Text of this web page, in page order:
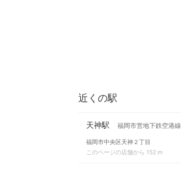
近くの駅
天神駅 福岡市営地下鉄空港線
福岡市中央区天神２丁目
このページの店舗から 152 m